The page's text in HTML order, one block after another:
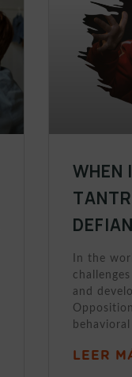
WHEN
In the
and
LEER